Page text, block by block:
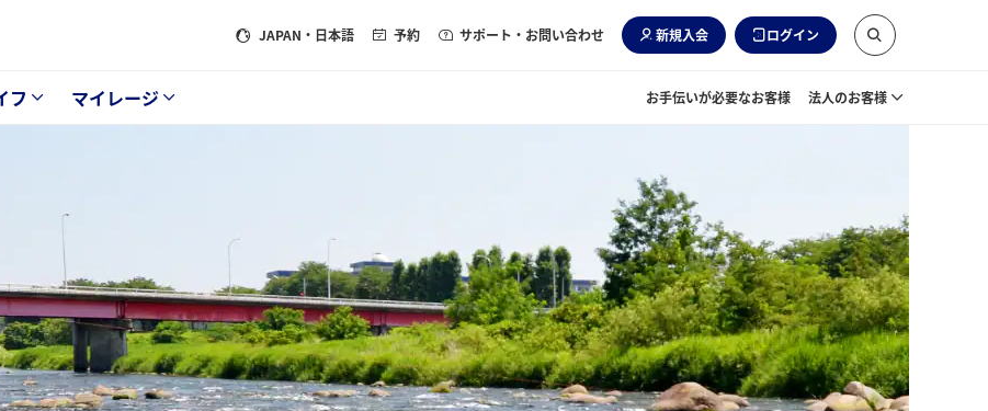
JAPAN ・日本語 予約 サポート・お問い合わせ 新規入会 ログイン
フ マイレージ お手伝いが必要なお客様 法人のお客様